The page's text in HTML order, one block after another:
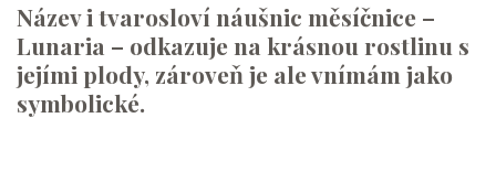
Název i tvarosloví náušnic měsíčnice –
Lunaria – odkazuje na krásnou rostlinu s
jejími plody, zároveň je ale vnímám jako
symbolické.